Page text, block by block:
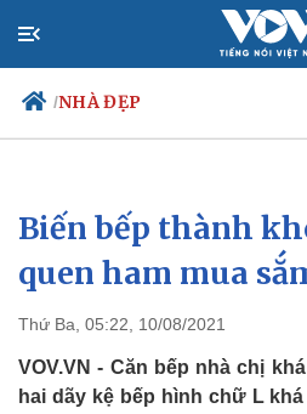
/NHÀ ĐẸP
Chính trị
Tổ chức nhân sự
Nhận diện sự thật
Biến bếp thành
quen ham mua
Thứ Ba, 05:22, 10/08/2021
VOV.VN - Căn bếp nhà chị
hai dãy kệ bếp hình chữ L